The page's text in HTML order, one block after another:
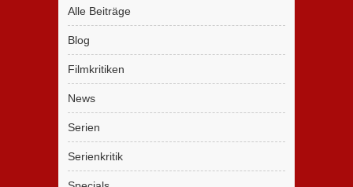
Alle Beiträge
Blog
Filmkritiken
News
Serien
Serienkritik